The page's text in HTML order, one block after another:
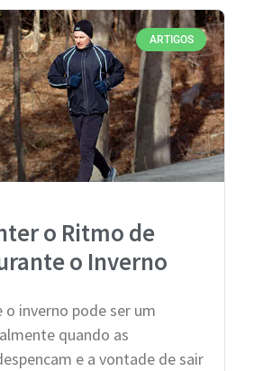
ARTIGOS
o Ritmo de
o Inverno
inverno pode ser um
quando as
e a vontade de sair